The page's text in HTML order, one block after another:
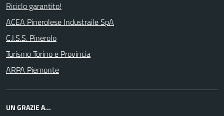
Riciclo garantito!
ACEA Pinerolese Industraile SpA
C.I.S.S. Pinerolo
Turismo Torino e Provincia
ARPA Piemonte
UN GRAZIE A...